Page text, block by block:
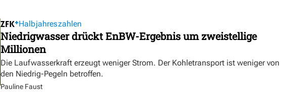
Halbjahreszahlen
Niedrigwasser drückt EnBW-Ergebnis um zweistellige
Millionen
Die Laufwasserkraft erzeugt weniger Strom. Der Kohletransport ist weniger von
den Niedrig-Pegeln betroffen.
Pauline Faust